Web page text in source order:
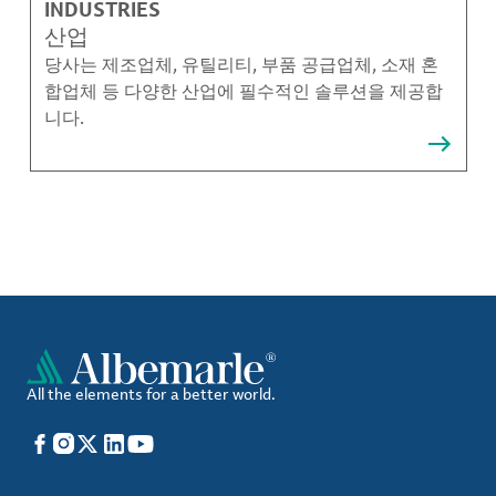
INDUSTRIES
산업
당사는 제조업체, 유틸리티, 부품 공급업체, 소재 혼
합업체 등 다양한 산업에 필수적인 솔루션을 제공합
니다.
All the elements for a better world.
Facebook
Instagram
X LinkedIn
YouTube